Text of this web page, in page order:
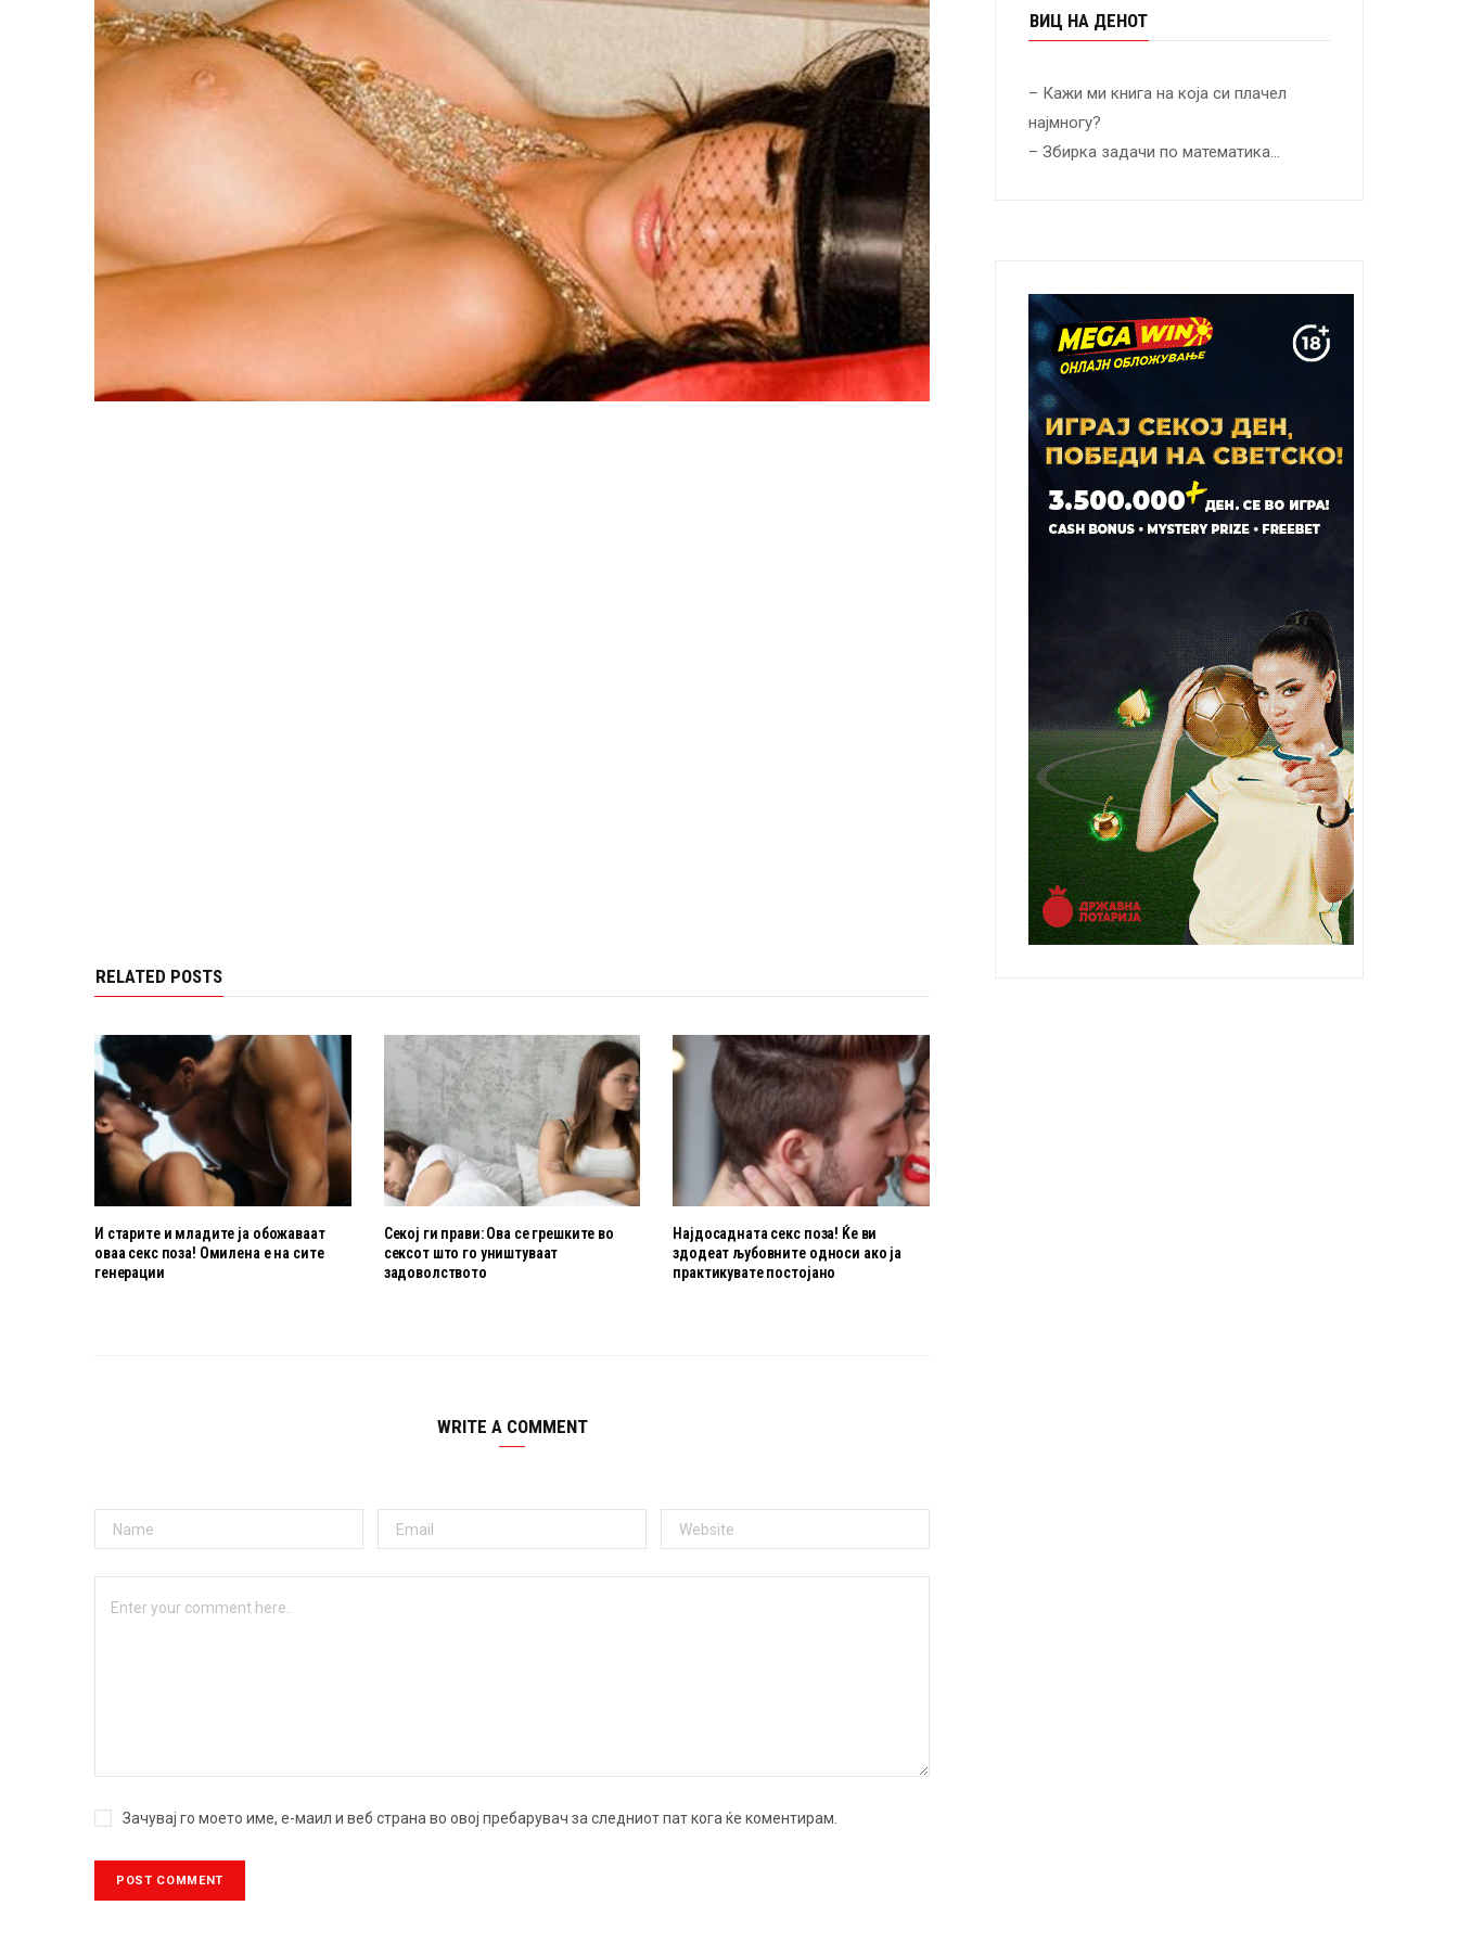
RELATED POSTS
И старите и младите ја обожаваат
оваа секс поза! Омилена е на сите
генерации
Секој ги прави: Ова се грешките во
сексот што го уништуваат
задоволството
Најдосадната секс поза! Ќе ви
здодеат љубовните oдноси ако ја
практикувате постојано
WRITE A COMMENT
Зачувај го моето име, е-маил и веб страна во овој пребарувач за следниот пат кога ќе коментирам.
ВИЦ НА ДЕНОТ
– Кажи ми книга на која си плачел
најмногу?
– Збирка задачи по математика…